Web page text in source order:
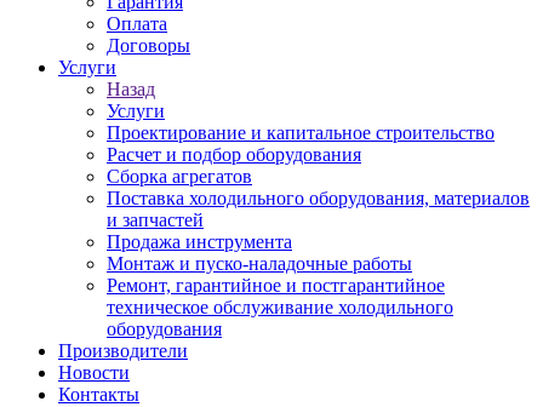
Оплата
Договоры
Услуги
Назад
Услуги
Проектирование и капитальное строительство
Расчет и подбор оборудования
Сборка агрегатов
Поставка холодильного оборудования, материалов
и запчастей
Продажа инструмента
Монтаж и пуско-наладочные работы
Ремонт, гарантийное и постгарантийное
техническое обслуживание холодильного
оборудования
Производители
Новости
Контакты